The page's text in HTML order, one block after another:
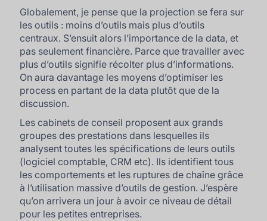
Globalement, je pense que la projection se fera sur
les outils : moins d’outils mais plus d’outils
centraux. S’ensuit alors l’importance de la data, et
pas seulement financière. Parce que travailler avec
plus d’outils signifie récolter plus d’informations.
On aura davantage les moyens d’optimiser les
process en partant de la data plutôt que de la
discussion.
Les cabinets de conseil proposent aux grands
groupes des prestations dans lesquelles ils
analysent toutes les spécifications de leurs outils
(logiciel comptable, CRM etc). Ils identifient tous
les comportements et les ruptures de chaîne grâce
à l’utilisation massive d’outils de gestion. J’espère
qu’on arrivera un jour à avoir ce niveau de détail
pour les petites entreprises.